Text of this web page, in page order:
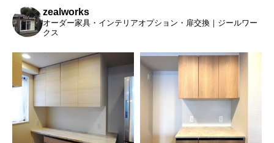
zealworks
オーダー家具・インテリアオプション・扉交換｜ジールワー
クス